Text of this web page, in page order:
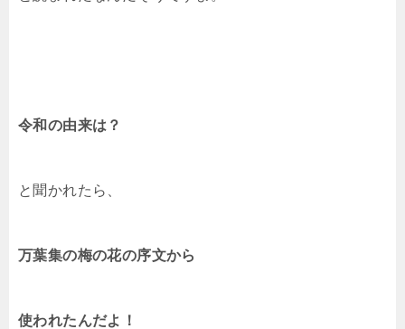
令和の由来は？
と聞かれたら、
万葉集の梅の花の序文から
使われたんだよ！